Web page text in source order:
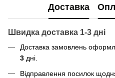
Доставка
Швидка доставка 1-3 дні
Доставка замовлень
3 дні.
Відправлення посилок